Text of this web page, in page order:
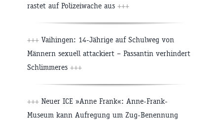
rastet auf Polizeiwache aus +++
+++ Vaihingen: 14-Jährige auf Schulweg von
Männern sexuell attackiert – Passantin verhindert
Schlimmeres +++
+++ Neuer ICE »Anne Frank«: Anne-Frank-
Museum kann Aufregung um Zug-Benennung